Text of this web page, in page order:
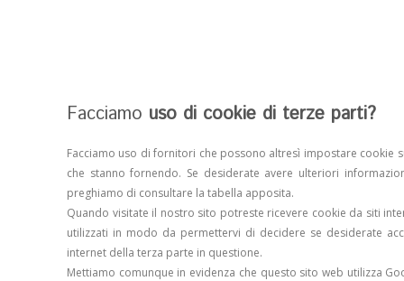
Facciamo uso di cookie di terze parti?
Facciamo uso di fornitori che possono altresì impostare
che stanno fornendo. Se desiderate avere ulteriori
preghiamo di consultare la tabella apposita.
Quando visitate il nostro sito potreste ricevere cookie da siti
utilizzati in modo da permettervi di decidere se desiderate
internet della terza parte in questione.
Mettiamo comunque in evidenza che questo sito web utilizza